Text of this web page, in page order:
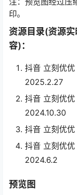
印。
资源目录(资源
容)：
抖音 立刻优优
2025.2.27
抖音 立刻优优
2024.10.30
抖音 立刻优优
抖音 立刻优优
2024.6.2
预览图